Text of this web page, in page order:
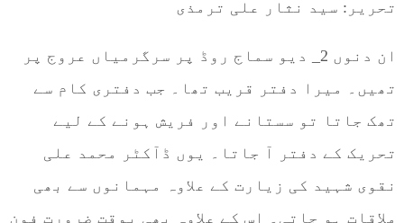
تحریر: سید نثار علی ترمذی
ان دنوں 2_ دیو سماج روڈ پر سرگرمیاں عروج پر
تھیں۔ میرا دفتر قریب تھا۔ جب دفتری کام سے
تھک جاتا تو سستانے اور فریش ہونے کے لیے
تحریک کے دفتر آ جاتا۔ یوں ڈآکٹر محمد علی
نقوی شہید کی زیارت کے علاوہ مہمانوں سے بھی
ملاقات ہو جاتی۔ اس کے علاوہ بھی بوقت ضرورت فون